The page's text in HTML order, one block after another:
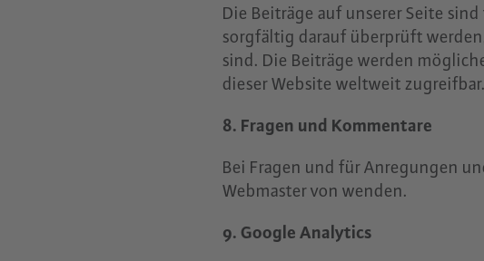
Die Beiträge auf unserer Seite
sorgfältig darauf überprüft
sind. Die Beiträge werden
dieser Website weltweit zugreifbar.
8. Fragen und Kommentare
Bei Fragen und für Anregungen
Webmaster von wenden.
9. Google Analytics